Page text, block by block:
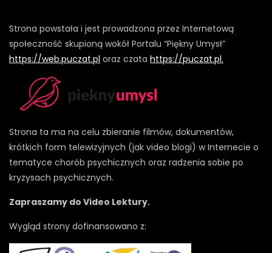
Strona powstała i jest prowadzona przez Internetową
społeczność skupioną wokół Portalu “Piękny Umysł”
https://web.puczat.pl oraz czata https://puczat.pl.
Strona ta ma na celu zbieranie filmów, dokumentów,
krótkich form telewizyjnych (jak video blogi) w Internecie o
tematyce chorób psychicznych oraz radzenia sobie po
kryzysach psychicznych.
Zapraszamy do Video Lektury.
Wygląd strony dofinansowano z: